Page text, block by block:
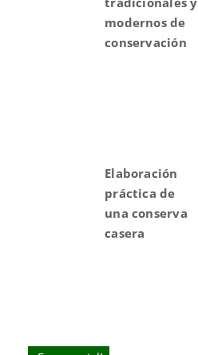
modernos de
conservación
Elaboración
práctica de
una conserva
casera